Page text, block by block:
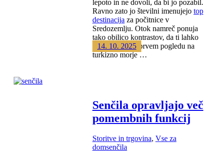
lepoto in ne dovoli, da bi jo pozabil.
Ravno zato jo številni imenujejo top
destinacija za počitnice v
Sredozemlju. Otok namreč ponuja
tako obilico kontrastov, da ti lahko
srce igra že ob prvem pogledu na
turkizno morje …
Senčila opravljajo več
pomembnih funkcij
14. 10. 2025
Storitve in trgovina, Vse za
domsenčila